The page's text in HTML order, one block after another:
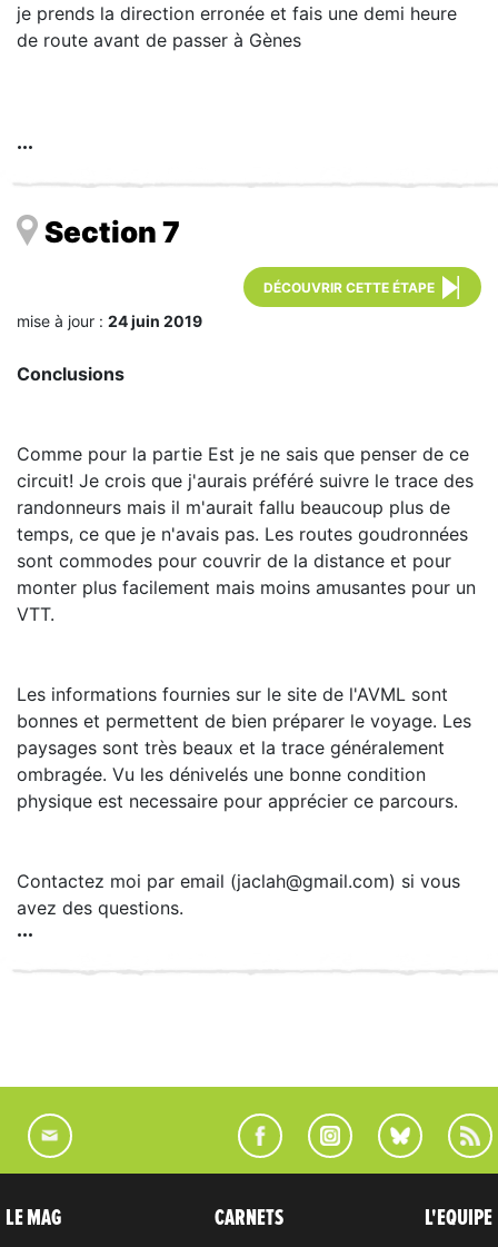
je prends la direction erronée et fais une demi heure
de route avant de passer à Gènes
Section 7
DÉCOUVRIR CETTE ÉTAPE
mise à jour : 24 juin 2019
Conclusions
Comme pour la partie Est je ne sais que penser de ce
circuit! Je crois que j'aurais préféré suivre le trace des
randonneurs mais il m'aurait fallu beaucoup plus de
temps, ce que je n'avais pas. Les routes goudronnées
sont commodes pour couvrir de la distance et pour
monter plus facilement mais moins amusantes pour un
VTT.
Les informations fournies sur le site de l'AVML sont
bonnes et permettent de bien préparer le voyage. Les
paysages sont très beaux et la trace généralement
ombragée. Vu les dénivelés une bonne condition
physique est necessaire pour apprécier ce parcours.
Contactez moi par email (jaclah@gmail.com) si vous
avez des questions.
LE MAG CARNETS L'EQUIPE